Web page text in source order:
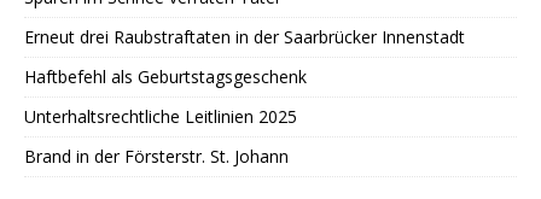
Erneut drei Raubstraftaten in der Saarbrücker Innenstadt
Haftbefehl als Geburtstagsgeschenk
Unterhaltsrechtliche Leitlinien 2025
Brand in der Försterstr. St. Johann